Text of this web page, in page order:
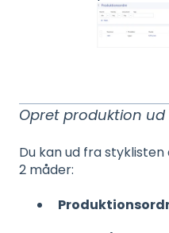
Opret produktion ud
Du kan ud fra
2 måder: